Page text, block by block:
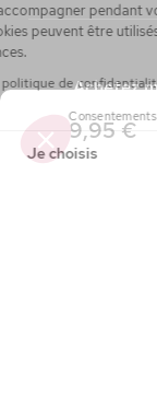
9,95 €
Achetez
vous accompagner
et cookies peuvent
annonces.
Lire la politique de
Je choisis